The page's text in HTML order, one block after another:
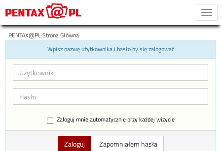
PENTAX@PL Strona Główna
Wpisz nazwę użytkownika i hasło by się zalogować
Zaloguj mnie automatycznie przy każdej wizycie
Zapomniałem hasła